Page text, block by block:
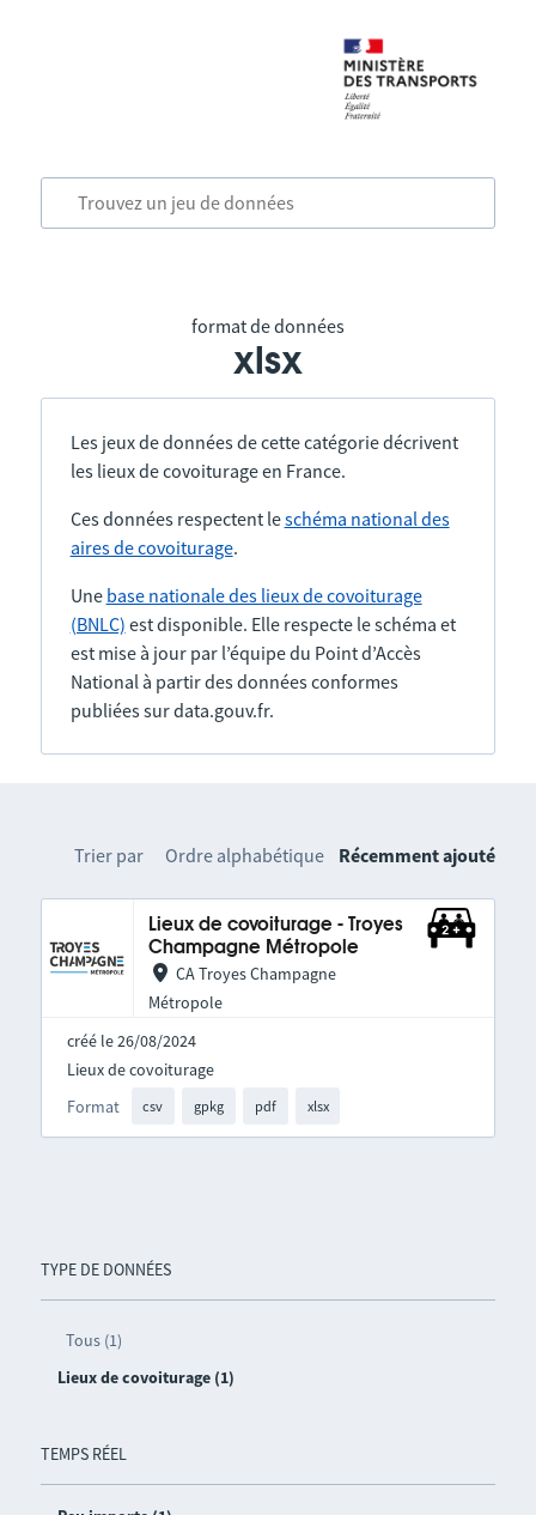
format de données
xlsx
Les jeux de données de cette catégorie décrivent
les lieux de covoiturage en France.
Ces données respectent leschéma national des
aires de covoiturage.
Une base nationale des lieux de covoiturage
(BNLC) est disponible. Elle respecte le schéma et
est mise à jour par l’équipe du Point d’Accès
National à partir des données conformes
publiées sur data.gouv.fr.
TYPE DE DONNÉES
Tous (1)
Lieux de covoiturage (1)
TEMPS RÉEL
Trier par Ordre alphabétique Récemment ajouté
Lieux de covoiturage - Troyes
Champagne Métropole
CA Troyes Champagne
Métropole
créé le 26/08/2024
Format csv gpkg pdf xlsx
Lieux de covoiturage